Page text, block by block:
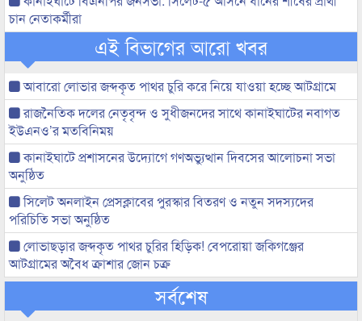
চান নেতাকর্মীরা
এই বিভাগের আরো খবর
আবারো লোভার জব্দকৃত পাথর চুরি করে নিয়ে যাওয়া হচ্ছে আটগ্রামে
রাজনৈতিক দলের নেতৃবৃন্দ ও সুধীজনদের সাথে কানাইঘাটের নবাগত
ইউএনও’র মতবিনিময়
কানাইঘাটে প্রশাসনের উদ্যোগে গণঅভ্যুত্থান দিবসের আলোচনা সভা
অনুষ্ঠিত
সিলেট অনলাইন প্রেসক্লাবের পুরস্কার বিতরণ ও নতুন সদস্যদের
পরিচিতি সভা অনুষ্ঠিত
লোভাছড়ার জব্দকৃত পাথর চুরির হিড়িক! বেপরোয়া জকিগঞ্জের
আটগ্রামের অবৈধ ক্রাশার জোন চক্র
সর্বশেষ